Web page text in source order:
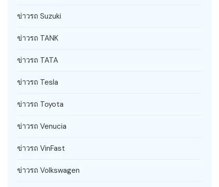
ข่าวรถ Suzuki
ข่าวรถ TANK
ข่าวรถ TATA
ข่าวรถ Tesla
ข่าวรถ Toyota
ข่าวรถ Venucia
ข่าวรถ VinFast
ข่าวรถ Volkswagen